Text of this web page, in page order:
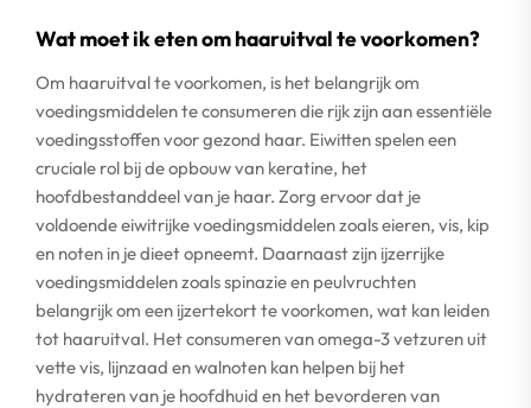
Wat moet ik eten om haaruitval te voorkomen?
Om haaruitval te voorkomen, is het belangrijk om
voedingsmiddelen te consumeren die rijk zijn aan essentiële
voedingsstoffen voor gezond haar. Eiwitten spelen een
cruciale rol bij de opbouw van keratine, het
hoofdbestanddeel van je haar. Zorg ervoor dat je
voldoende eiwitrijke voedingsmiddelen zoals eieren, vis, kip
en noten in je dieet opneemt. Daarnaast zijn ijzerrijke
voedingsmiddelen zoals spinazie en peulvruchten
belangrijk om een ijzertekort te voorkomen, wat kan leiden
tot haaruitval. Het consumeren van omega-3 vetzuren uit
vette vis, lijnzaad en walnoten kan helpen bij het
hydrateren van je hoofdhuid en het bevorderen van